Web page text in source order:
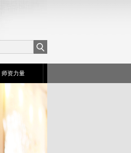
师资力量